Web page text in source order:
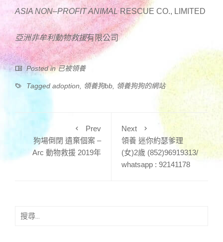
ASIA NON–PROFIT ANIMALRESCUE CO., LIMITED
亞洲非牟利動物救援有限公司
Posted in已被領養
Tagged adoption 領養狗bb 領養狗狗的網站
Prev
狗場倒閉 遺棄個案 –
Arc 動物救援 2019年
Next
領養 迷你約瑟爹理
(女)2歲 (852)96919313/
whatsapp : 92141178
搜